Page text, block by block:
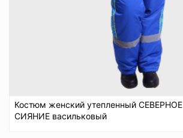
Костюм женский утепленный СЕВЕРНОЕ
СИЯНИЕ васильковый